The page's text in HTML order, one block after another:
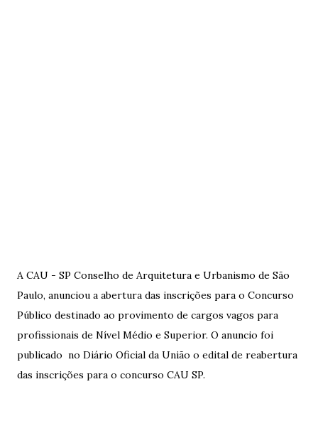
A CAU - SP Conselho de Arquitetura e Urbanismo de São
Paulo, anunciou a abertura das inscrições para o Concurso
Público destinado ao provimento de cargos vagos para
profissionais de Nível Médio e Superior. O anuncio foi
publicado no Diário Oficial da União o edital de reabertura
das inscrições para o concurso CAU SP.